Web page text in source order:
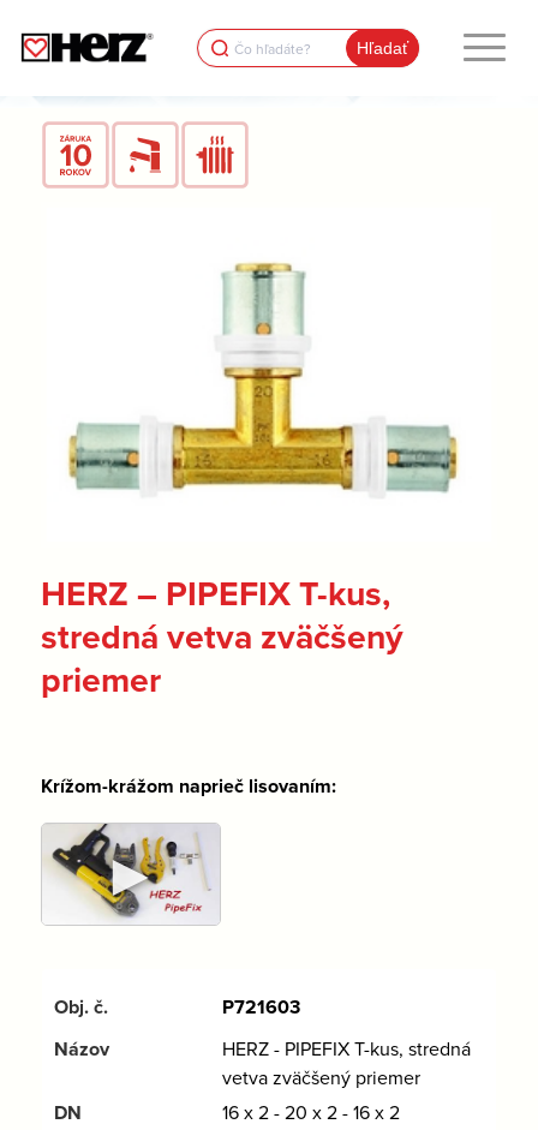
Search
for:
HERZ – PIPEFIX T-kus,
stredná vetva zväčšený
priemer
Krížom-krážom naprieč lisovaním:
►
P721603
HERZ - PIPEFIX T-kus, stredná
vetva zväčšený priemer
16 x 2 - 20 x 2 - 16 x 2